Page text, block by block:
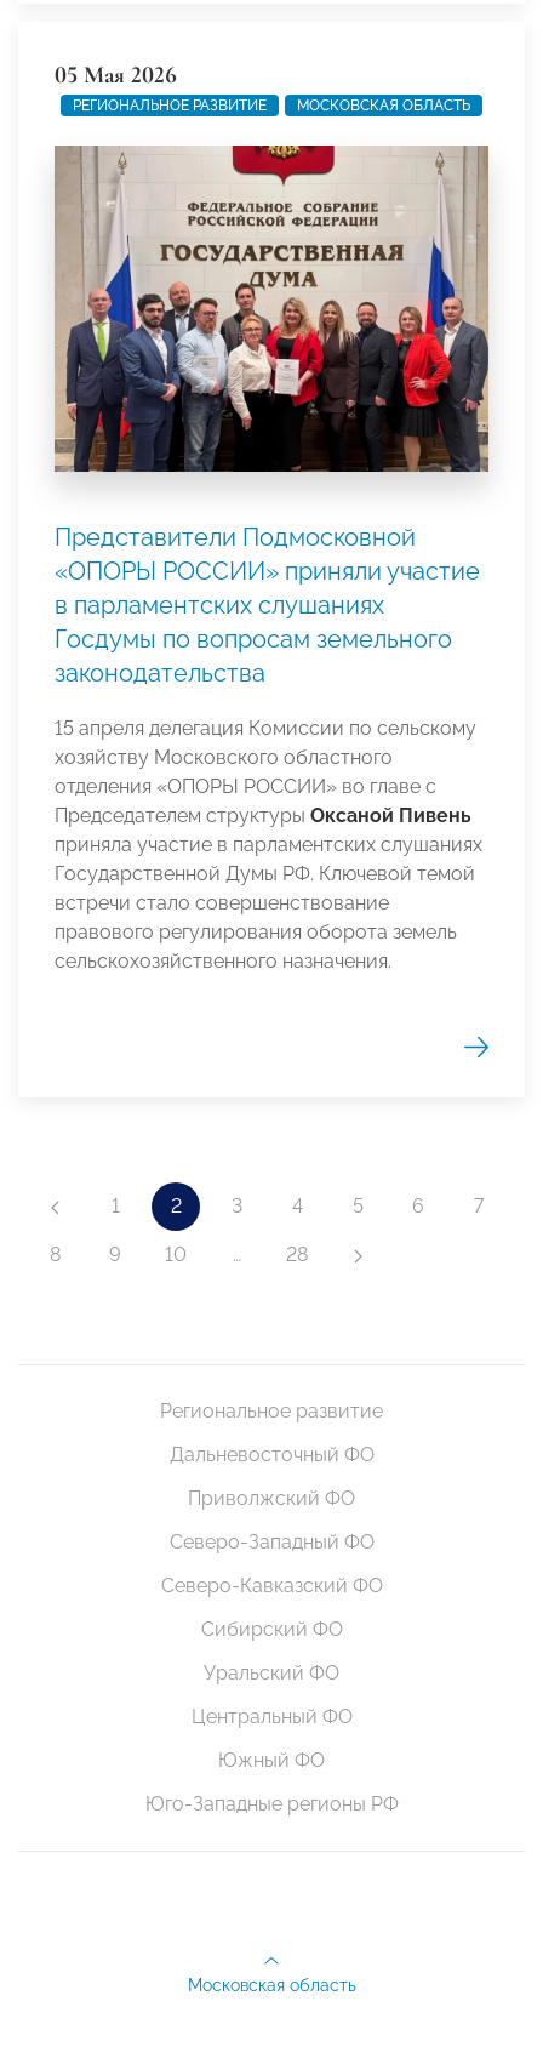
05 Мая 2026
РЕГИОНАЛЬНОЕ РАЗВИТИЕ МОСКОВСКАЯ ОБЛАСТЬ
Представители Подмосковной
«ОПОРЫ РОССИИ» приняли участие
в парламентских слушаниях
Госдумы по вопросам земельного
законодательства
15 апреля делегация Комиссии по сельскому
хозяйству Московского областного
отделения «ОПОРЫ РОССИИ» во главе с
Председателем структуры Оксаной Пивень
приняла участие в парламентских слушаниях
Государственной Думы РФ. Ключевой темой
встречи стало совершенствование
правового регулирования оборота земель
сельскохозяйственного назначения.
1 2 3 4 5 6 7
8 9 10 … 28
Региональное развитие
Дальневосточный ФО
Приволжский ФО
Северо-Западный ФО
Северо-Кавказский ФО
Сибирский ФО
Уральский ФО
Центральный ФО
Южный ФО
Юго-Западные регионы РФ
Московская область